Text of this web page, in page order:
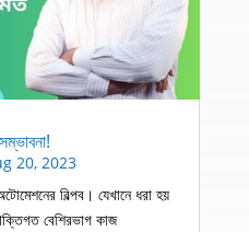
20, 2023
বিল্পব। যেখানে ধরা হয়
বেশিরভাগ কাজ